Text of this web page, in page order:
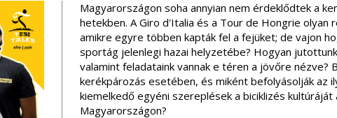
Magyarországon soha annyian nem érdeklődtek a
hetekben. A Giro d'Italia és a Tour de Hongrie olyan
amikre egyre többen kapták fel a fejüket; de vajon
sportág jelenlegi hazai helyzetébe? Hogyan
valamint feladataink vannak e téren a jövőre nézve?
kerékpározás esetében, és miként befolyásolják az
kiemelkedő egyéni szereplések a biciklizés kultúráját
Magyarországon?